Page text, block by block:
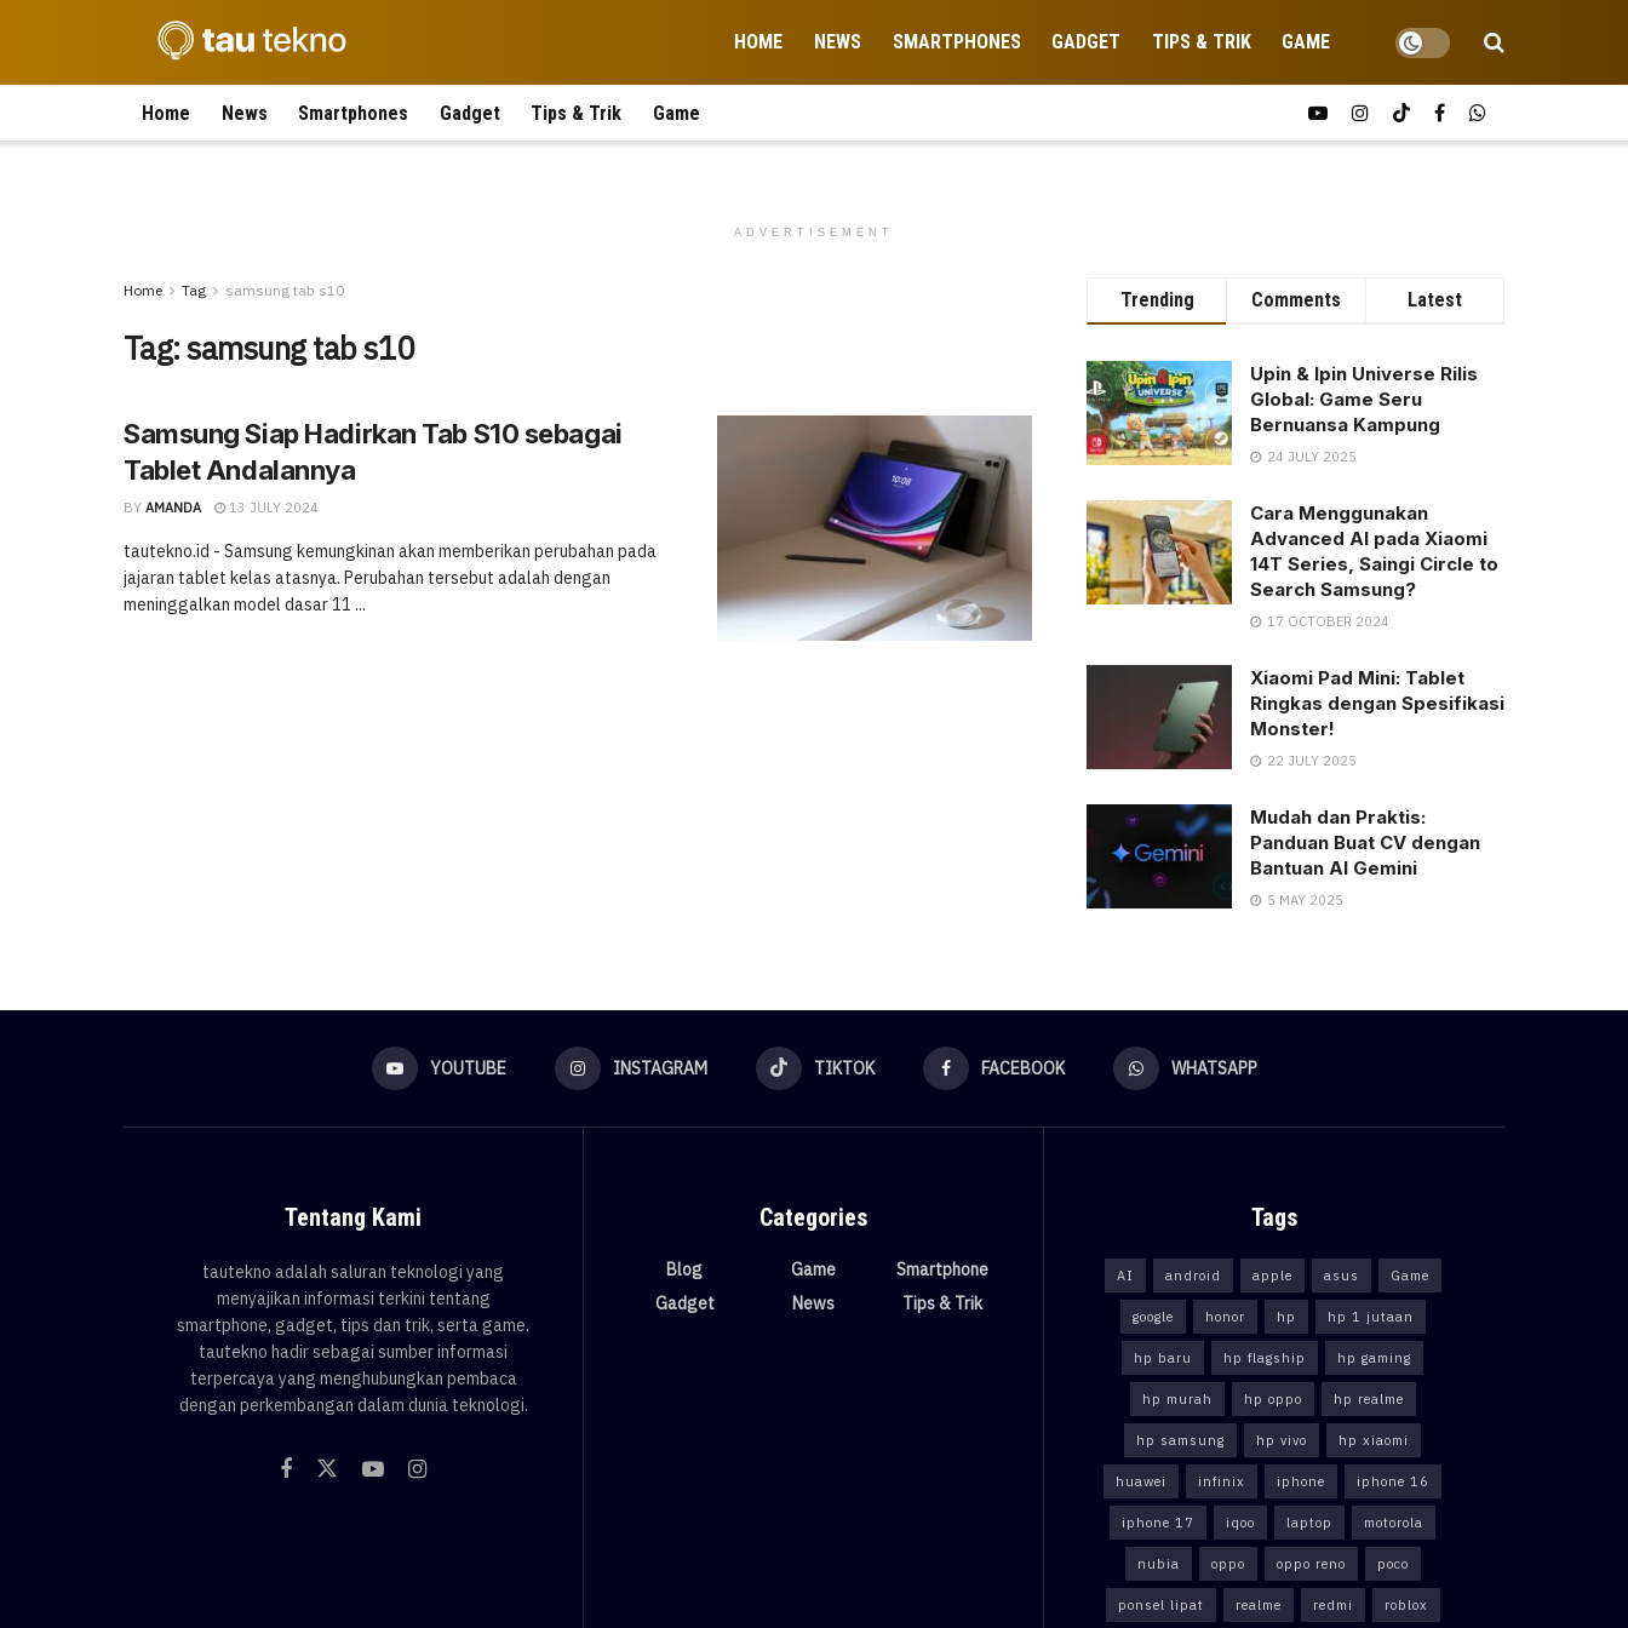
HOME NEWS SMARTPHONES GADGET TIPS & TRIK GAME
Home News Smartphones Gadget Tips & Trik Game
ADVERTISEMENT
Home Tag samsung tab s10
Tag:samsung tab s10
Samsung Siap Hadirkan Tab S10 sebagai
Tablet Andalannya
BY AMANDA 13 JULY 2024
tautekno.id - Samsung kemungkinan akan memberikan perubahan pada
jajaran tablet kelas atasnya. Perubahan tersebut adalah dengan
meninggalkan model dasar 11 ...
Trending Comments Latest
Upin & Ipin Universe Rilis
Global: Game Seru
Bernuansa Kampung
24 JULY 2025
Cara Menggunakan
Advanced AI pada Xiaomi
14T Series, Saingi Circle to
Search Samsung?
17 OCTOBER 2024
Xiaomi Pad Mini: Tablet
Ringkas dengan Spesifikasi
Monster!
22 JULY 2025
Mudah dan Praktis:
Panduan Buat CV dengan
Bantuan AI Gemini
5 MAY 2025
YOUTUBE INSTAGRAM TIKTOK FACEBOOK WHATSAPP
Tentang Kami
tautekno adalah saluran teknologi yang
menyajikan informasi terkini tentang
smartphone, gadget, tips dan trik, serta game.
tautekno hadir sebagai sumber informasi
terpercaya yang menghubungkan pembaca
dengan perkembangan dalam dunia teknologi.
Categories
Blog
Gadget
Game
News
Smartphone
Tips & Trik
Tags
AI android apple asus Game
google honor hp hp 1 jutaan
hp baru hp flagship hp gaming
hp murah hp oppo hp realme
hp samsung hp vivo hp xiaomi
huawei infinix iphone iphone 16
iphone 17 iqoo laptop motorola
nubia oppo oppo reno poco
ponsel lipat realme redmi roblox